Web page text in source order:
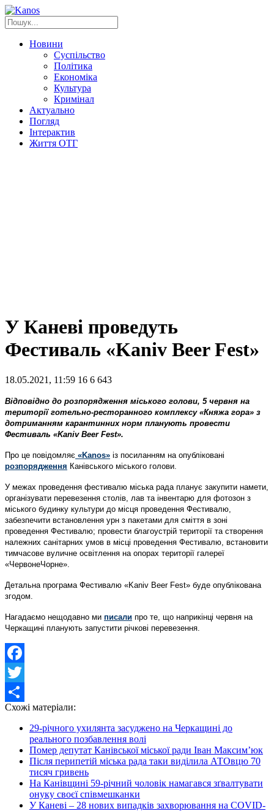
Новини
Суспільство
Політика
Економіка
Культура
Кримінал
Актуально
Погляд
Інтерактив
Життя ОТГ
У Каневі проведуть
Фестиваль «Kaniv Beer Fest»
18.05.2021, 11:59 16 6 643
Відповідно до розпорядження міського голови, 5 червня на
території готельно-ресторанного комплексу «Княжа гора» з
дотриманням карантинних норм планують провести
Фестиваль «Kaniv Beer Fest».
Про це повідомляє «Kanos» із посиланням на опубліковані
розпорядження Канівського міського голови.
У межах проведення фестивалю міська рада планує закупити намети,
організувати перевезення столів, лав та інвентарю для фотозон з
міського будинку культури до місця проведення Фестивалю,
забезпечити встановлення урн з пакетами для сміття в зоні
проведення Фестивалю; провести благоустрій території та створення
належних санітарних умов в місці проведення Фестивалю, встановити
тимчасове вуличне освітлення на опорах території галереї
«ЧервонеЧорне».
Детальна програма Фестивалю «Kaniv Beer Fest» буде опублікована
згодом.
Нагадаємо нещодавно ми писали про те, що наприкінці червня на
Черкащині планують запустити річкові перевезення.
Facebook
Twitter
Share
Схожі матеріали:
29-річного ухилянта засуджено на Черкащині до
реального позбавлення волі
Помер депутат Канівської міської ради Іван Максим’юк
Після перипетій міська рада таки виділила АТОвцю 70
тисяч гривень
На Канівщині 59-річний чоловік намагався зґвалтувати
онуку своєї співмешканки
У Каневі – 28 нових випадків захворювання на COVID-